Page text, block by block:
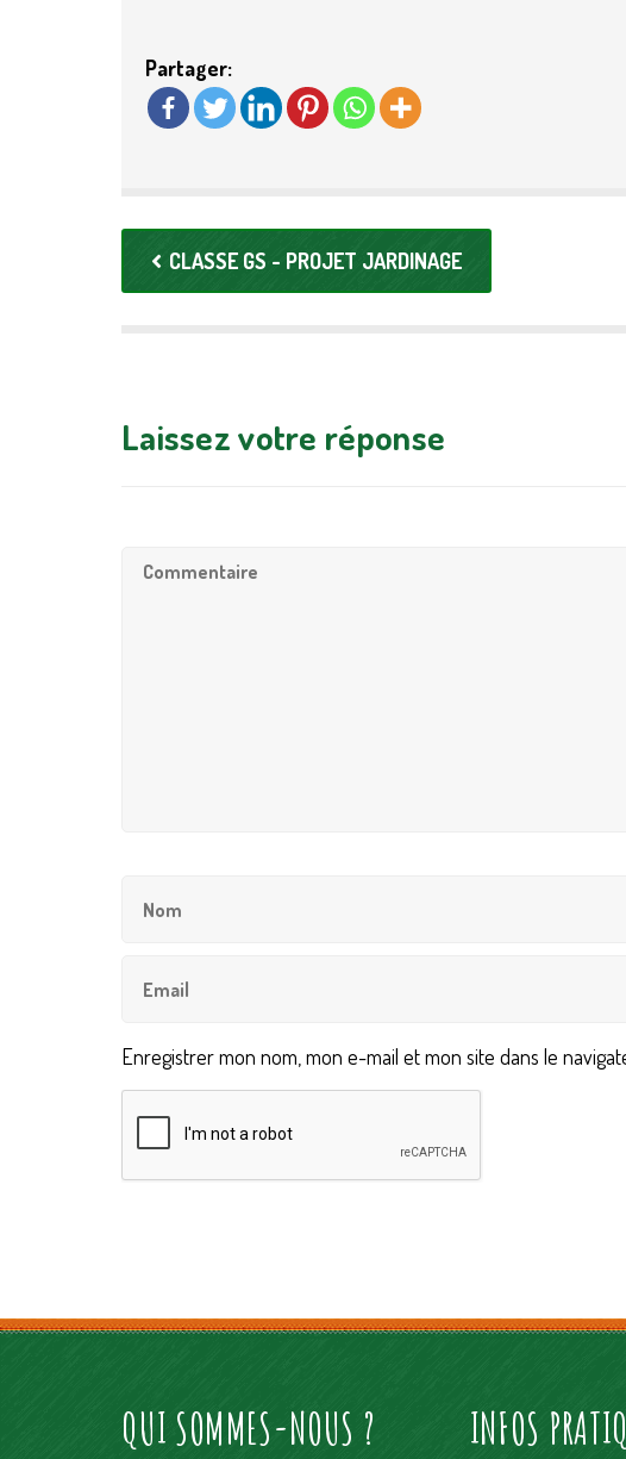
Partager:
CLASSE GS - PROJET JARDINAGE
Laissez votre réponse
Enregistrer mon nom, mon e-mail et mon site dans le
QUI SOMMES-NOUS ? INFOS